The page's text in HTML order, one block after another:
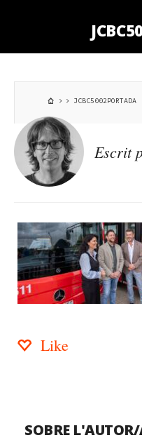
JCBC5002PORTADA
Escrit
Like
SOBRE